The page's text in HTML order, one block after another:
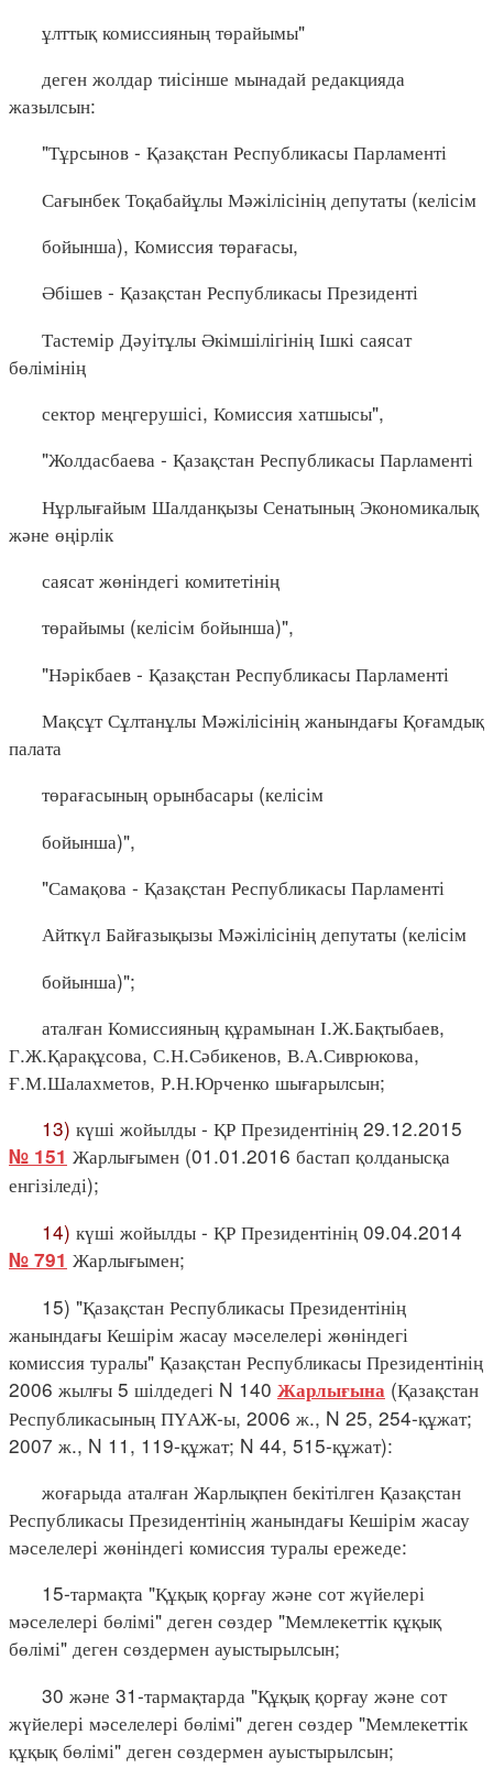
ұлттық комиссияның төрайымы"
деген жолдар тиісінше мынадай редакцияда
жазылсын:
"Тұрсынов - Қазақстан Республикасы Парламенті
Сағынбек Тоқабайұлы Мәжілісінің депутаты (келісім
бойынша), Комиссия төрағасы,
Әбішев - Қазақстан Республикасы Президенті
Тастемір Дәуітұлы Әкімшілігінің Ішкі саясат
бөлімінің
сектор меңгерушісі, Комиссия хатшысы",
"Жолдасбаева - Қазақстан Республикасы Парламенті
Нұрлығайым Шалданқызы Сенатының Экономикалық
және өңірлік
саясат жөніндегі комитетінің
төрайымы (келісім бойынша)",
"Нәрікбаев - Қазақстан Республикасы Парламенті
Мақсұт Сұлтанұлы Мәжілісінің жанындағы Қоғамдық
палата
төрағасының орынбасары (келісім
бойынша)",
"Самақова - Қазақстан Республикасы Парламенті
Айткүл Байғазықызы Мәжілісінің депутаты (келісім
бойынша)";
аталған Комиссияның құрамынан І.Ж.Бақтыбаев,
Г.Ж.Қарақұсова, С.Н.Сәбикенов, В.А.Сиврюкова,
Ғ.М.Шалахметов, Р.Н.Юрченко шығарылсын;
13) күші жойылды - ҚР Президентінің 29.12.2015
№ 151 Жарлығымен (01.01.2016 бастап қолданысқа
енгізіледі);
14) күші жойылды - ҚР Президентінің 09.04.2014
№ 791 Жарлығымен;
15) "Қазақстан Республикасы Президентінің
жанындағы Кешірім жасау мәселелері жөніндегі
комиссия туралы" Қазақстан Республикасы Президентінің
2006 жылғы 5 шілдедегі N 140 Жарлығына (Қазақстан
Республикасының ПҮАЖ-ы, 2006 ж., N 25, 254-құжат;
2007 ж., N 11, 119-құжат; N 44, 515-құжат):
жоғарыда аталған Жарлықпен бекітілген Қазақстан
Республикасы Президентінің жанындағы Кешірім жасау
мәселелері жөніндегі комиссия туралы ережеде:
15-тармақта "Құқық қорғау және сот жүйелері
мәселелері бөлімі" деген сөздер "Мемлекеттік құқық
бөлімі" деген сөздермен ауыстырылсын;
30 және 31-тармақтарда "Құқық қорғау және сот
жүйелері мәселелері бөлімі" деген сөздер "Мемлекеттік
құқық бөлімі" деген сөздермен ауыстырылсын;